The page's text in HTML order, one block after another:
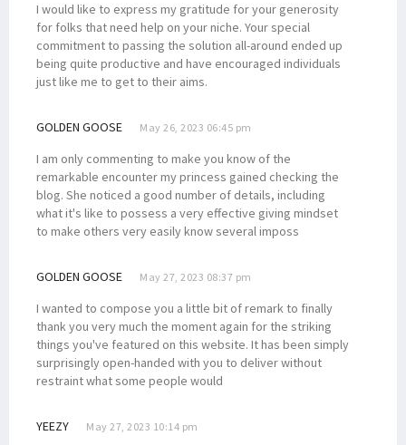
I would like to express my gratitude for your generosity
for folks that need help on your niche. Your special
commitment to passing the solution all-around ended up
being quite productive and have encouraged individuals
just like me to get to their aims.
GOLDEN GOOSE May 26, 2023 06:45 pm
I am only commenting to make you know of the
remarkable encounter my princess gained checking the
blog. She noticed a good number of details, including
what it's like to possess a very effective giving mindset
to make others very easily know several imposs
GOLDEN GOOSE May 27, 2023 08:37 pm
I wanted to compose you a little bit of remark to finally
thank you very much the moment again for the striking
things you've featured on this website. It has been simply
surprisingly open-handed with you to deliver without
restraint what some people would
YEEZY May 27, 2023 10:14 pm